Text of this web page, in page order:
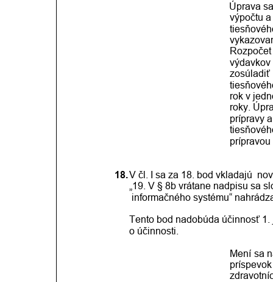
Úprava
výpočtu
výdavkov
zosúladiť
rok v
roky.
prípravy
18.V čl. I sa za 18. bod vkladajú
„19. V § 8b vrátane nadpisu sa
informačného systému“
Tento bod nadobúda účinnosť
o účinnosti.
Mení sa
príspevok